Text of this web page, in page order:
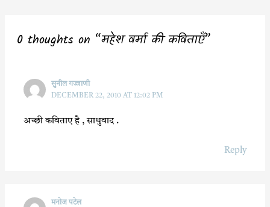
0 thoughts on “महेश वर्मा की कविताएँ”
सुनील गज्जाणी
DECEMBER 22, 2010 AT 12:02 PM
अच्छी कविताए है , साधुवाद .
Reply
मनोज पटेल